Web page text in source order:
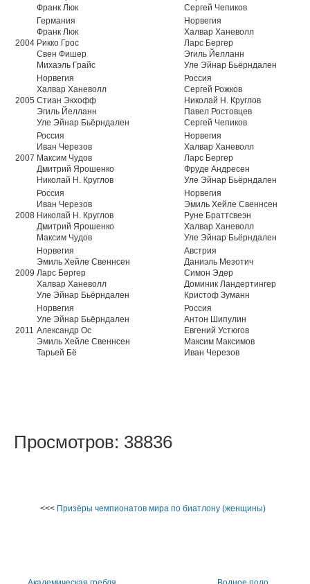
Франк Люк
Сергей Чепиков
2004
Германия
Франк Люк
Рикко Грос
Свен Фишер
Михаэль Грайс
Норвегия
Халвар Ханеволл
Ларс Бергер
Эгиль Йелланн
Уле Эйнар Бьёрндален
2005
Норвегия
Халвар Ханеволл
Стиан Экхофф
Эгиль Йелланн
Уле Эйнар Бьёрндален
Россия
Сергей Рожков
Николай Н. Круглов
Павел Ростовцев
Сергей Чепиков
2007
Россия
Иван Черезов
Максим Чудов
Дмитрий Ярошенко
Николай Н. Круглов
Норвегия
Халвар Ханеволл
Ларс Бергер
Фруде Андресен
Уле Эйнар Бьёрндален
2008
Россия
Иван Черезов
Николай Н. Круглов
Дмитрий Ярошенко
Максим Чудов
Норвегия
Эмиль Хейле Свеннсен
Руне Браттсвеэн
Халвар Ханеволл
Уле Эйнар Бьёрндален
2009
Норвегия
Эмиль Хейле Свеннсен
Ларс Бергер
Халвар Ханеволл
Уле Эйнар Бьёрндален
Австрия
Даниэль Мезотич
Симон Эдер
Доминик Ландертингер
Кристоф Зуманн
2011
Норвегия
Уле Эйнар Бьёрндален
Александр Ос
Эмиль Хейле Свеннсен
Тарьей Бё
Россия
Антон Шипулин
Евгений Устюгов
Максим Максимов
Иван Черезов
Просмотров: 38836
<<< Призёры чемпионатов мира по биатлону (женщины)